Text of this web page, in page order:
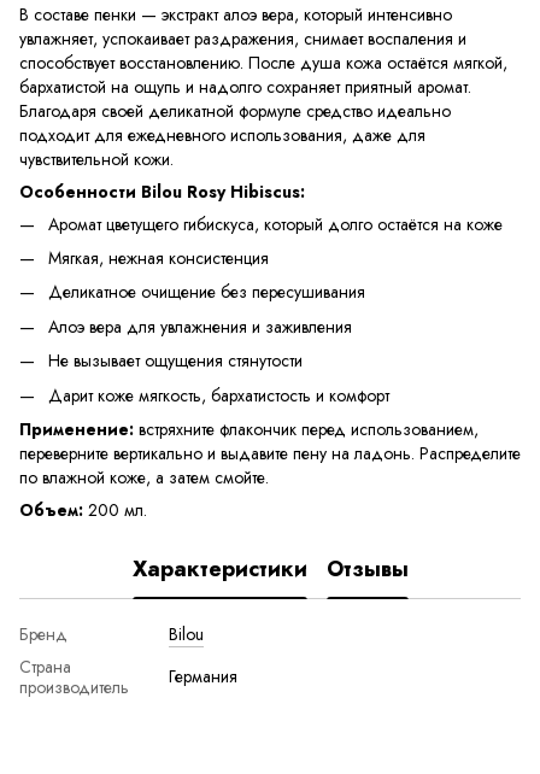
В составе пенки — экстракт алоэ вера, который интенсивно
увлажняет, успокаивает раздражения, снимает воспаления и
способствует восстановлению. После душа кожа остаётся мягкой,
бархатистой на ощупь и надолго сохраняет приятный аромат.
Благодаря своей деликатной формуле средство идеально
подходит для ежедневного использования, даже для
чувствительной кожи.
Особенности Bilou Rosy Hibiscus:
Аромат цветущего гибискуса, который долго остаётся на коже
Мягкая, нежная консистенция
Деликатное очищение без пересушивания
Алоэ вера для увлажнения и заживления
Не вызывает ощущения стянутости
Дарит коже мягкость, бархатистость и комфорт
Применение: встряхните флакончик перед использованием,
переверните вертикально и выдавите пену на ладонь. Распределите
по влажной коже, а затем смойте.
Объем: 200 мл.
Характеристики Отзывы
Бренд
Bilou
Страна
производитель
Германия